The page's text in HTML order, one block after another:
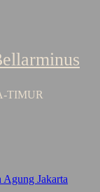
TIMUR
Jakarta